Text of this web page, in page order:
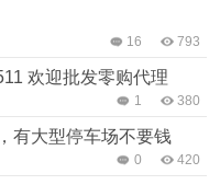
793
16
欢迎批发零购代理
380
1
有大型停车场不要钱
420
0